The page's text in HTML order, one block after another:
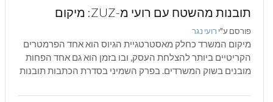
תובנות מהשטח עם רועי מ-ZUZ: מיקום
המשרד כחלק מאסטרטגיית הגיוס
פורסם ע"י רועי נגר
מיקום המשרד כחלק מאסטרטגיית הגיוס הוא אחד הפרמטרים
הקריטיים ביותר להצלחת העסק, ובו בזמן הוא גם אחד הפחות
מובנים בשוק המשרדים. בפרק השמיני בסדרת הכתבות תובנות